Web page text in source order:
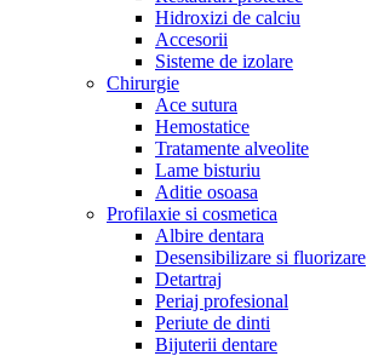
Hidroxizi de calciu
Accesorii
Sisteme de izolare
Chirurgie
Ace sutura
Hemostatice
Tratamente alveolite
Lame bisturiu
Aditie osoasa
Profilaxie si cosmetica
Albire dentara
Desensibilizare si fluorizare
Detartraj
Periaj profesional
Periute de dinti
Bijuterii dentare